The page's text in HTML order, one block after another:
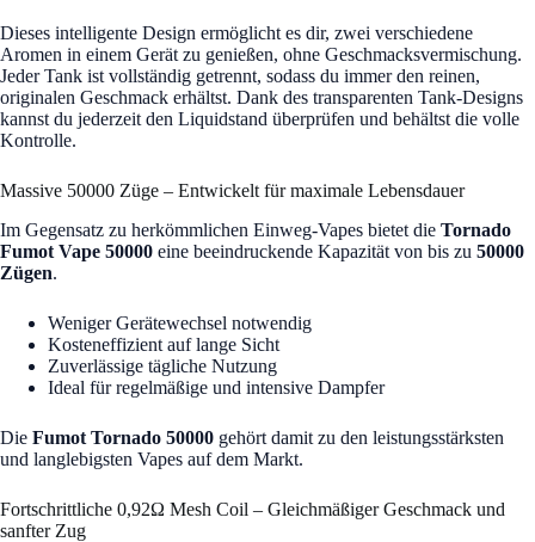
Dieses intelligente Design ermöglicht es dir, zwei verschiedene
Aromen in einem Gerät zu genießen, ohne Geschmacksvermischung.
Jeder Tank ist vollständig getrennt, sodass du immer den reinen,
originalen Geschmack erhältst. Dank des transparenten Tank-Designs
kannst du jederzeit den Liquidstand überprüfen und behältst die volle
Kontrolle.
Massive 50000 Züge – Entwickelt für maximale Lebensdauer
Im Gegensatz zu herkömmlichen Einweg-Vapes bietet die Tornado
Fumot Vape 50000 eine beeindruckende Kapazität von bis zu 50000
Zügen.
Weniger Gerätewechsel notwendig
Kosteneffizient auf lange Sicht
Zuverlässige tägliche Nutzung
Ideal für regelmäßige und intensive Dampfer
Die Fumot Tornado 50000 gehört damit zu den leistungsstärksten
und langlebigsten Vapes auf dem Markt.
Fortschrittliche 0,92Ω Mesh Coil – Gleichmäßiger Geschmack und
sanfter Zug